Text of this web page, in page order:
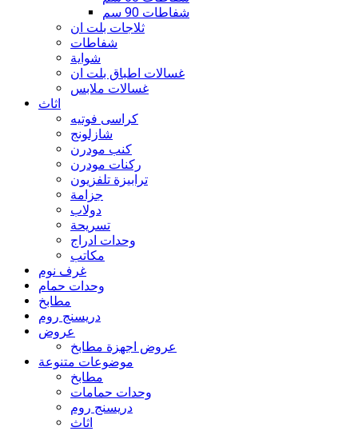
شفاطات 90 سم
ثلاجات بلت ان
شفاطات
شواية
غسالات اطباق بلت ان
غسالات ملابس
اثاث
كراسى فوتيه
شازلونج
كنب مودرن
ركنات مودرن
ترابيزة تلفزيون
جزامة
دولاب
تسريحة
وحدات ادراج
مكاتب
غرف نوم
وحدات حمام
مطابخ
دريسنج روم
عروض
عروض اجهزة مطابخ
موضوعات متنوعة
مطابخ
وحدات حمامات
دريسنج روم
اثاث